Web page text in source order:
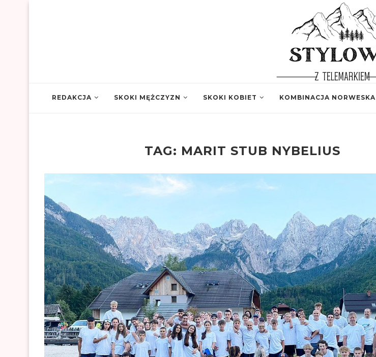
REDAKCJA SKOKI MĘŻCZYZN SKOKI KOBIET KOMBINACJA NORWESKA
TAG: MARIT STUB NYBELIUS